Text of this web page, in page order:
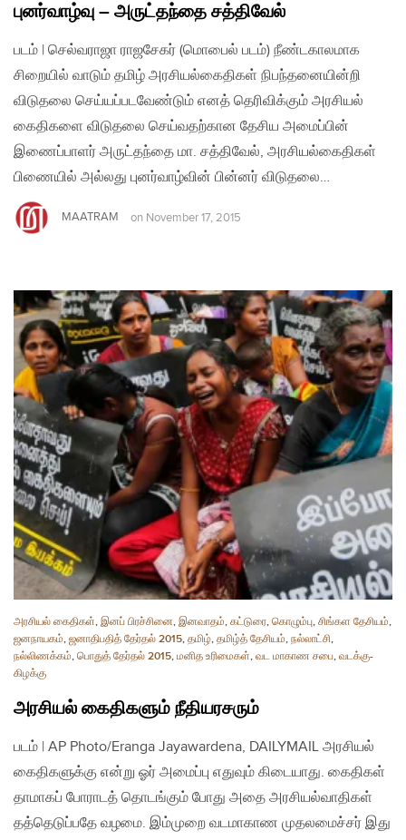
புனர்வாழ்வு – அருட்தந்தை சத்திவேல்
படம் | செல்வராஜா ராஜசேகர் (மொபைல் படம்) நீண்டகாலமாக
சிறையில் வாடும் தமிழ் அரசியல்கைதிகள் நிபந்தனையின்றி
விடுதலை செய்யப்படவேண்டும் எனத் தெரிவிக்கும் அரசியல்
கைதிகளை விடுதலை செய்வதற்கான தேசிய அமைப்பின்
இணைப்பாளர் அருட்தந்தை மா. சத்திவேல், அரசியல்கைதிகள்
பிணையில் அல்லது புனர்வாழ்வின் பின்னர் விடுதலை…
MAATRAM on November 17, 2015
அரசியல் கைதிகள், இனப் பிரச்சினை, இனவாதம், கட்டுரை, கொழும்பு, சிங்கள தேசியம்,
ஜனநாயகம், ஜனாதிபதித் தேர்தல் 2015, தமிழ், தமிழ்த் தேசியம், நல்லாட்சி,
நல்லிணக்கம், பொதுத் தேர்தல் 2015, மனித உரிமைகள், வட மாகாண சபை, வடக்கு-
கிழக்கு
அரசியல் கைதிகளும் நீதியரசரும்
படம் | AP Photo/Eranga Jayawardena, DAILYMAIL அரசியல்
கைதிகளுக்கு என்று ஓர் அமைப்பு எதுவும் கிடையாது. கைதிகள்
தாமாகப் போராடத் தொடங்கும் போது அதை அரசியல்வாதிகள்
தத்தெடுப்பதே வழமை. இம்முறை வடமாகாண முதலமைச்சர் இது